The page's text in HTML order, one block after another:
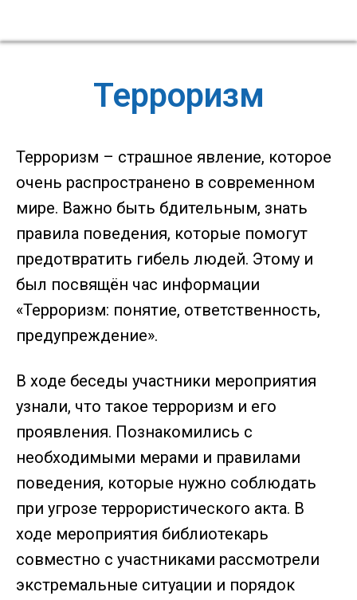
Терроризм
Терроризм – страшное явление, которое
очень распространено в современном
мире. Важно быть бдительным, знать
правила поведения, которые помогут
предотвратить гибель людей. Этому и
был посвящён час информации
«Терроризм: понятие, ответственность,
предупреждение».
В ходе беседы участники мероприятия
узнали, что такое терроризм и его
проявления. Познакомились с
необходимыми мерами и правилами
поведения, которые нужно соблюдать
при угрозе террористического акта. В
ходе мероприятия библиотекарь
совместно с участниками рассмотрели
экстремальные ситуации и порядок